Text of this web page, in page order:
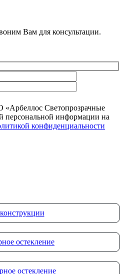
Вам для консультации.
Светопрозрачные
персональной информации на
конфиденциальности
остекление
остекление